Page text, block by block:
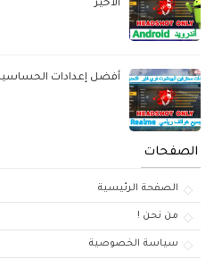
الأخير
أفضل إعدادات الحساسية
الصفحات
الصفحة الرئيسية
من نحن !
سياسة الخصوصية